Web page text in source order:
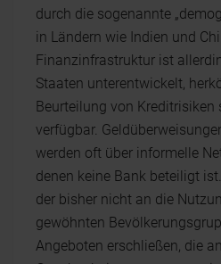
durch die sogenannte
in Ländern wie Indien und
Finanzinfrastruktur ist
Staaten unterentwickelt,
Beurteilung von
verfügbar.
werden oft über informelle
denen keine Bank beteiligt
der bisher nicht an die
gewöhnten
Angeboten erschließen, die